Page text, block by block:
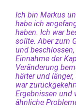
Ich bin Markus
habe ich
haben. Ich war
sollte. Aber zum
und
Einnahme der
Veränderung
härter und
war
Ergebnissen und
ähnliche